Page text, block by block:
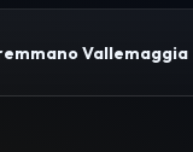
Vallemaggia